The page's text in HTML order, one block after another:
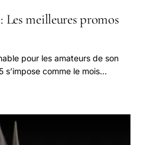
meilleures promos
pour les amateurs de son
comme le mois